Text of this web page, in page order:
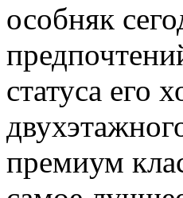
особняк
статуса его
премиум